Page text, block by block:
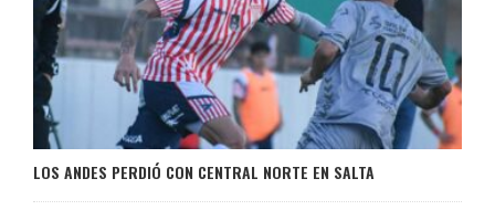
LOS ANDES PERDIÓ CON CENTRAL NORTE EN SALTA